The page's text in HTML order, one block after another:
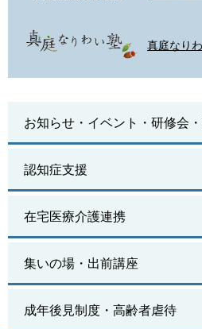
真庭なり
お知らせ・イベント・研修会
認知症支援
在宅医療介護連携
集いの場・出前講座
成年後見制度・高齢者虐待